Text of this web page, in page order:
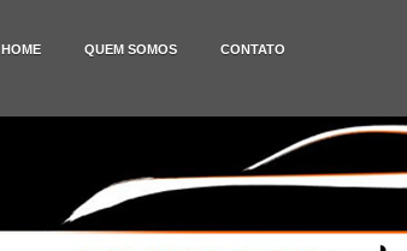
HOME QUEM SOMOS CONTATO